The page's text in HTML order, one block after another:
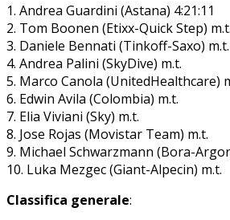
1. Andrea Guardini (Astana) 4:21:11
2. Tom Boonen (Etixx-Quick Step) m.t.
3. Daniele Bennati (Tinkoff-Saxo) m.t.
4. Andrea Palini (SkyDive) m.t.
5. Marco Canola (UnitedHealthcare)
6. Edwin Avila (Colombia) m.t.
7. Elia Viviani (Sky) m.t.
8. Jose Rojas (Movistar Team) m.t.
9. Michael Schwarzmann (Bora-
10. Luka Mezgec (Giant-Alpecin) m.t.
Classifica generale: